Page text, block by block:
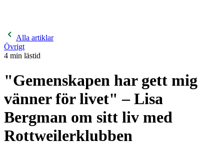
Alla artiklar
Övrigt
4 min lästid
"Gemenskapen har gett mig
vänner för livet" – Lisa
Bergman om sitt liv med
Rottweilerklubben